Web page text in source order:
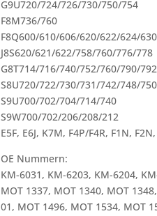
G9U720/724/726/730/750/754
F8M736/760
F8Q600/610/606/620/622/624/
J8S620/621/622/758/760/776/778
G8T714/716/740/752/760/790/
S8U720/722/730/731/742/748/
S9U700/702/704/714/740
S9W700/702/206/208/212
E5F, E6J, K7M, F4P/F4R, F1N,
OE Nummern:
KM-6031, KM-6203, KM-6204,
MOT 1337, MOT 1340, MOT
01, MOT 1496, MOT 1534, MOT